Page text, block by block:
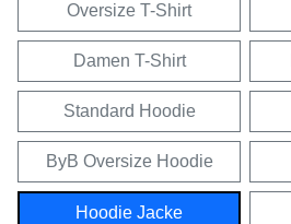
Oversize T-Shirt
Damen T-Shirt
Standard Hoodie
ByB Oversize Hoodie
Hoodie Jacke